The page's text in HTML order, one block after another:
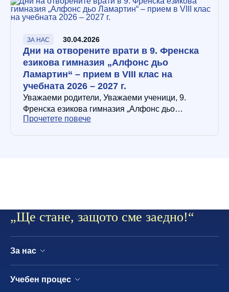
ЗА НАС 30.04.2026
Дни на отворените врати в 9. Френска
езикова гимназия „Алфонс дьо
Ламартин“ – прием в VIII клас на
учебната 2026 – 2027 г.
Уважаеми родители, Уважаеми ученици, 9.
Френска езикова гимназия „Алфонс дьо
Ламартин“ отваря вратите си за бъдещите
Прочетете повече
„Ще стане, защото сме заедно!“
За нас
Учебен процес